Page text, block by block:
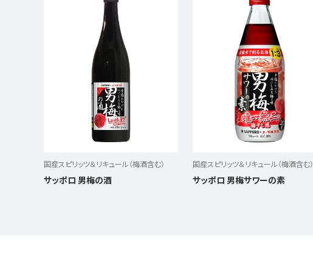
国産スピリッツ＆リキュール（梅酒含む）
サッポロ 男梅の酒
国産スピリッツ＆リキュール（梅酒含む）
サッポロ 男梅サワーの素